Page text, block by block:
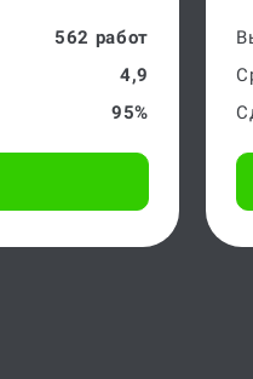
562 работ
4,9
95%